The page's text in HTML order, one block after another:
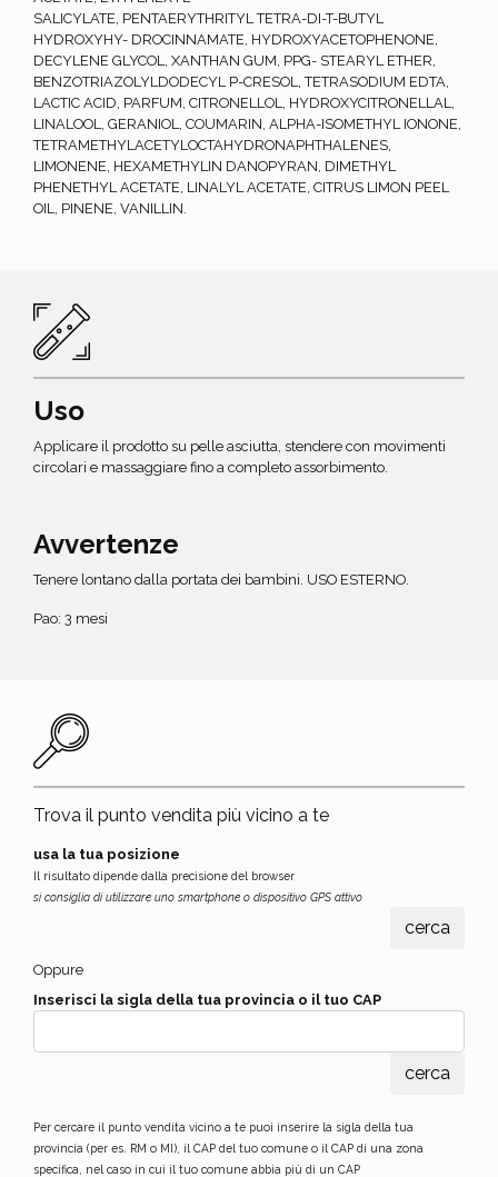
SALICYLATE, PENTAERYTHRITYL TETRA-DI-T-BUTYL
HYDROXYHY- DROCINNAMATE, HYDROXYACETOPHENONE,
DECYLENE GLYCOL, XANTHAN GUM, PPG- STEARYL ETHER,
BENZOTRIAZOLYLDODECYL P-CRESOL, TETRASODIUM EDTA,
LACTIC ACID, PARFUM, CITRONELLOL, HYDROXYCITRONELLAL,
LINALOOL, GERANIOL, COUMARIN, ALPHA-ISOMETHYL IONONE,
TETRAMETHYLACETYLOCTAHYDRONAPHTHALENES,
LIMONENE, HEXAMETHYLIN DANOPYRAN, DIMETHYL
PHENETHYL ACETATE, LINALYL ACETATE, CITRUS LIMON PEEL
OIL, PINENE, VANILLIN.
Uso
Applicare il prodotto su pelle asciutta, stendere con movimenti
circolari e massaggiare fino a completo assorbimento.
Avvertenze
Tenere lontano dalla portata dei bambini. USO ESTERNO.
Pao: 3 mesi
Trova il punto vendita più vicino a te
usa la tua posizione
Il risultato dipende dalla precisione del browser
si consiglia di utilizzare uno smartphone o dispositivo GPS attivo
Oppure
Inserisci la sigla della tua provincia o il tuo CAP
Per cercare il punto vendita vicino a te puoi inserire la sigla della tua
provincia (per es. RM o MI), il CAP del tuo comune o il CAP di una zona
specifica, nel caso in cui il tuo comune abbia più di un CAP